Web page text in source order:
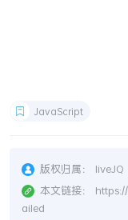
JavaScript
版权归属：
liveJQ
本文链接：
ailed